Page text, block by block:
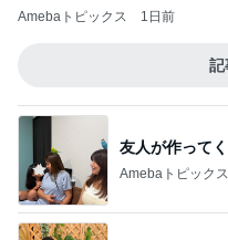
Amebaトピックス
野沢直子 会え
Amebaトピックス